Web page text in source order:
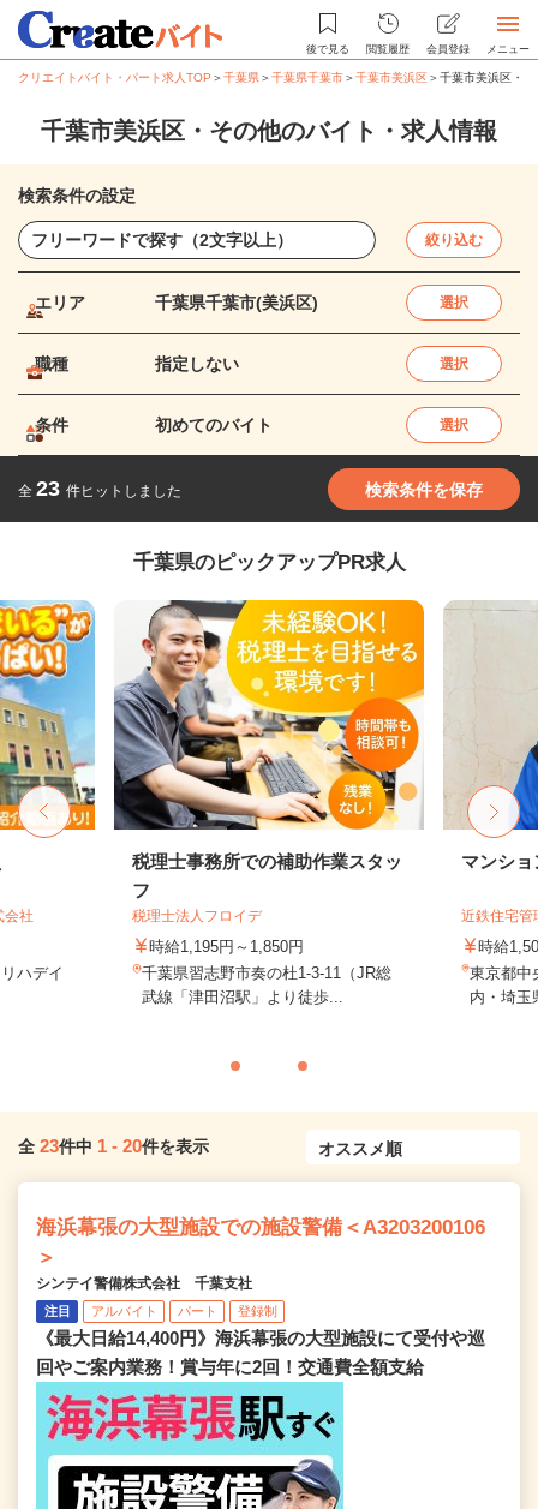
後で見る 閲覧履歴 会員登録 メニュー
クリエイトバイト・パート求人TOP ＞千葉県＞千葉県千葉市＞千葉市美浜区＞千葉市美浜区・
千葉市美浜区・その他のバイト・求人情報
検索条件の設定
絞り込む
エリア 千葉県千葉市(美浜区) 選択
職種 指定しない 選択
条件 初めてのバイト 選択
全 23 件ヒットしました 検索条件を保存
千葉県のピックアップPR求人
会社
ハデイ
税理士事務所での補助作業スタッ
フ
税理士法人フロイデ
時給1,195円～1,850円
千葉県習志野市奏の杜1-3-11（JR総
武線「津田沼駅」より徒歩...
マンシ
近鉄住宅
時給
東京都中
内・埼玉
全 23件中 1 - 20件を表示
海浜幕張の大型施設での施設警備＜A3203200106
＞
シンテイ警備株式会社 千葉支社
注目 アルバイト パート 登録制
《最大日給14,400円》海浜幕張の大型施設にて受付や巡
回やご案内業務！賞与年に2回！交通費全額支給